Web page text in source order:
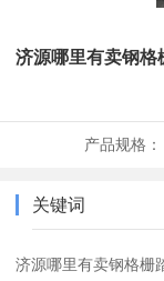
济源哪里有卖钢格
产品规格：
关键词
济源哪里有卖钢格栅